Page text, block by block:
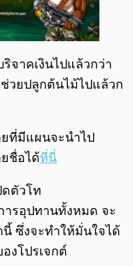
จาคเงินไปแล้วกว่า
วยปลูกต้นไม้ไปแล้วก
ยที่มีแผนจะนำไป
ชื่อได้ที่นี่
ดตัวโท
ารอุปทานทั้งหมด จะ
ซึ่งจะทำให้มั่นใจได้
งโปรเจกต์